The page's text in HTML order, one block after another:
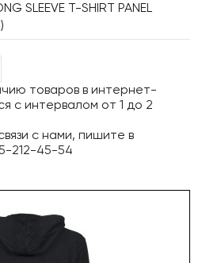
SLEEVE T-SHIRT PANEL
товаров в интернет-
с интервалом от 1 до 2
с нами, пишите в
212-45-54